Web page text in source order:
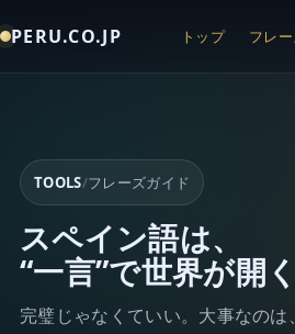
PERU.CO.JP トップ フレ
TOOLS/フレーズガイド
スペイン語は、
“一言”で世界が開く
完璧じゃなくていい。大事なのは